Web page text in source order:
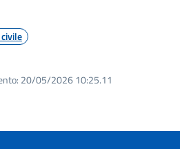
20/05/2026 10:25.11